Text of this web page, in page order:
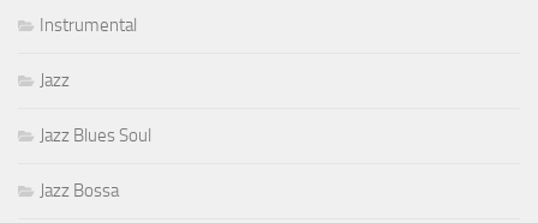
Instrumental
Jazz
Jazz Blues Soul
Jazz Bossa